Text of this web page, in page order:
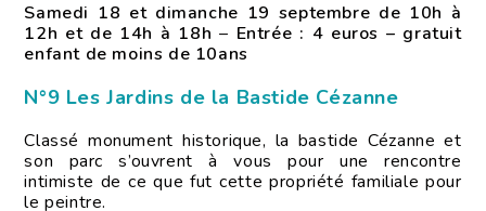
Samedi 18 et dimanche 19 septembre de 10h à
12h et de 14h à 18h – Entrée : 4 euros – gratuit
enfant de moins de 10ans
N°9 Les Jardins de la Bastide Cézanne
Classé monument historique, la bastide Cézanne et
son parc s’ouvrent à vous pour une rencontre
intimiste de ce que fut cette propriété familiale pour
le peintre.